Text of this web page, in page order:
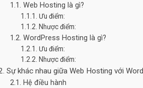
Web Hosting là gì?
Ưu điểm:
Nhược điểm:
WordPress Hosting là gì?
Ưu điểm:
Nhược điểm:
Sự khác nhau giữa Web Hosting với
Hệ điều hành